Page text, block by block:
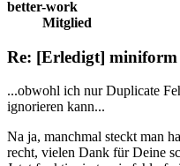
better-work
Mitglied
Re: [Erledigt] miniform
...obwohl ich nur Duplicate
ignorieren kann...
Na ja, manchmal steckt man
recht, vielen Dank für Deine